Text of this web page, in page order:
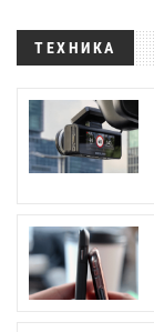
ТЕХНИКА